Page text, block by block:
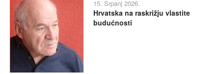
15. Srpanj 2026.
Hrvatska na raskrižju vlastite
budućnosti